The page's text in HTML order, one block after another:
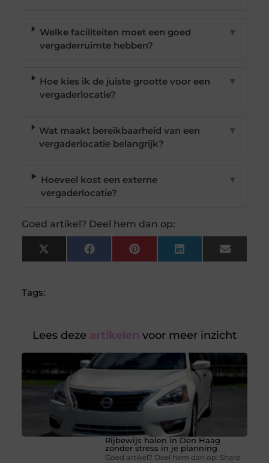
Welke faciliteiten moet een goed
vergaderruimte hebben?
▼
Hoe kies ik de juiste grootte voor een
vergaderlocatie?
▼
Wat maakt bereikbaarheid van een
vergaderlocatie belangrijk?
▼
Hoeveel kost een externe
vergaderlocatie?
▼
Goed artikel? Deel hem dan op:
X
(Twitter)
FacebookPinterest LinkedIn Email
Tags:
Lees deze artikelen voor meer inzicht
Rijbewijs halen in Den Haag
zonder stress in je planning
Goed artikel? Deel hem dan op: Share